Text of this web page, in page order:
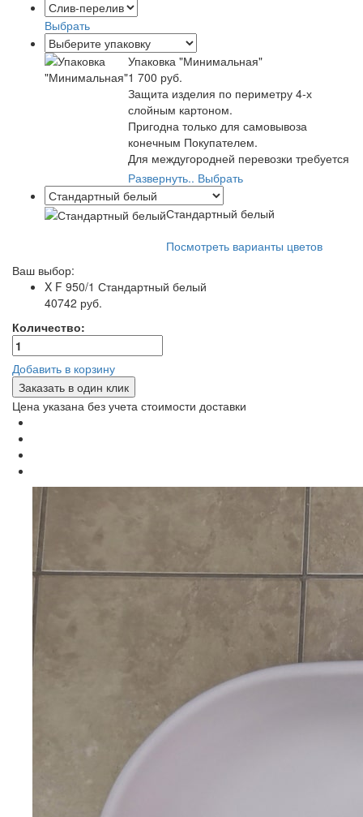
Выбрать
Упаковка "Минимальная"
1 700 руб.
Защита изделия по периметру 4-х
слойным картоном.
Пригодна только для самовывоза
конечным Покупателем.
Для междугородней перевозки требуется
полная упаковка от транспортной
компании.
Самый экономичный вариант упаковки.
Развернуть.. Выбрать
Стандартный белый
Посмотреть варианты цветов
Ваш выбор:
X F 950/1 Стандартный белый
40742 руб.
Количество:
Добавить в корзину
Заказать в один клик
Цена указана без учета стоимости доставки